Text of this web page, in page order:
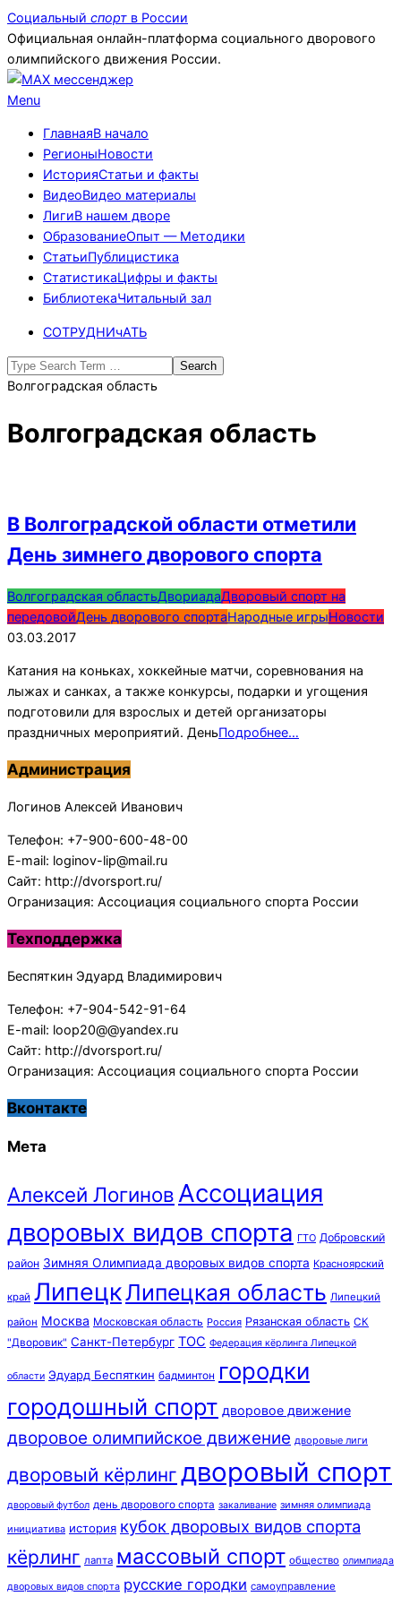
Skip
to
content
Социальный спорт в России
Официальная онлайн-платформа социального дворового
олимпийского движения России.
Primary
Menu
Menu
ГлавнаяВ начало
РегионыНовости
ИсторияСтатьи и факты
ВидеоВидео материалы
ЛигиВ нашем дворе
ОбразованиеОпыт — Методики
СтатьиПублицистика
СтатистикаЦифры и факты
БиблиотекаЧитальный зал
СОТРУДНИчАТЬ
Search
Волгоградская область
Волгоградская область
В Волгоградской области отметили
День зимнего дворового спорта
2017-
03-
03
Волгоградская областьДвориадаДворовый спорт на
передовойДень дворового спортаНародные игрыНовости
03.03.2017
Катания на коньках, хоккейные матчи, соревнования на
лыжах и санках, а также конкурсы, подарки и угощения
подготовили для взрослых и детей организаторы
праздничных мероприятий. ДеньПодробнее…
Администрация
Логинов Алексей Иванович
Телефон: +7-900-600-48-00
E-mail: loginov-lip@mail.ru
Сайт: http://dvorsport.ru/
Огранизация: Ассоциация социального спорта России
Техподдержка
Беспяткин Эдуард Владимирович
Телефон: +7-904-542-91-64
E-mail: loop20@@yandex.ru
Сайт: http://dvorsport.ru/
Огранизация: Ассоциация социального спорта России
Вконтакте
Мета
Алексей Логинов Ассоциация
дворовых видов спорта ГТО Добровский
район Зимняя Олимпиада дворовых видов спорта Красноярский
край ЛипецкЛипецкая область Липецкий
район Москва Московская область Россия Рязанская область СК
"Дворовик" Санкт-Петербург ТОС Федерация кёрлинга Липецкой
области Эдуард Беспяткин бадминтон городки
городошный спорт дворовое движение
дворовое олимпийское движение дворовые лиги
дворовый кёрлинг дворовый спорт
дворовый футбол день дворового спорта закаливание зимняя олимпиада
инициатива история кубок дворовых видов спорта
кёрлинг лапта массовый спорт общество олимпиада
дворовых видов спорта русские городки самоуправление